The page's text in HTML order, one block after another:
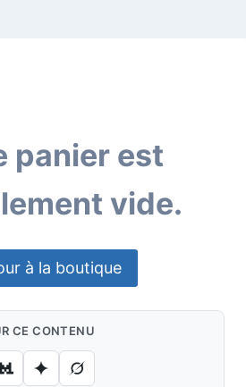
panier est
vide.
à la boutique
CE CONTENU